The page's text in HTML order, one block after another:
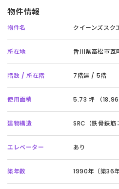
物件情報
物件名 クイーンズス
所在地 香川県高松市瓦
階数 / 所在階 7階建 / 5階
使用面積 5.73 坪 （18.96
建物構造 SRC（鉄骨鉄筋
エレベーター あり
築年数 1990年（築36年